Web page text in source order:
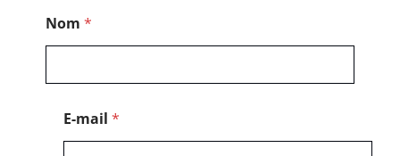
Nom *
o
E-mail *